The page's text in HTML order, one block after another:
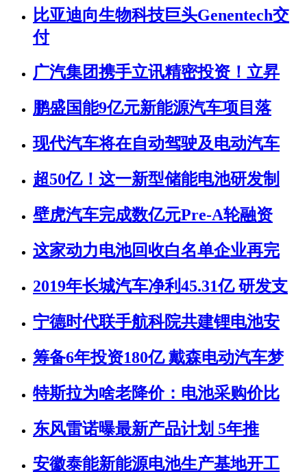
比亚迪向生物科技巨头Genentech交
付
广汽集团携手立讯精密投资！立昇
鹏盛国能9亿元新能源汽车项目落
现代汽车将在自动驾驶及电动汽车
超50亿！这一新型储能电池研发制
壁虎汽车完成数亿元Pre-A轮融资
这家动力电池回收白名单企业再完
2019年长城汽车净利45.31亿 研发支
宁德时代联手航科院共建锂电池安
筹备6年投资180亿 戴森电动汽车梦
特斯拉为啥老降价：电池采购价比
东风雷诺曝最新产品计划 5年推
安徽泰能新能源电池生产基地开工